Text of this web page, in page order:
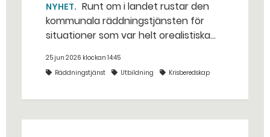
NYHET
kommunala räddningstjänsten för
situationer som var helt orealistiska
bakhåll, utspridda granater och hot
från livsfarliga drönare i det
25 jun 2026 klockan 14:45
Räddningstjänst
Utbildning Krisberedskap